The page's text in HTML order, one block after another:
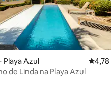
média de 5, 115 avaliações
Playa Azul 4,78
de Linda na Playa Azul